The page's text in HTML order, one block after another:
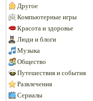
Другое
Компьютерные игры
Красота и здоровье
Люди и блоги
Музыка
Общество
Путешествия и события
Развлечения
Сериалы